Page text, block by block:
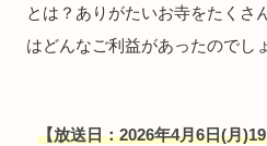
とは？ありがたいお寺をたくさ
はどんなご利益があったのでし
【放送日：2026年4月6日(月